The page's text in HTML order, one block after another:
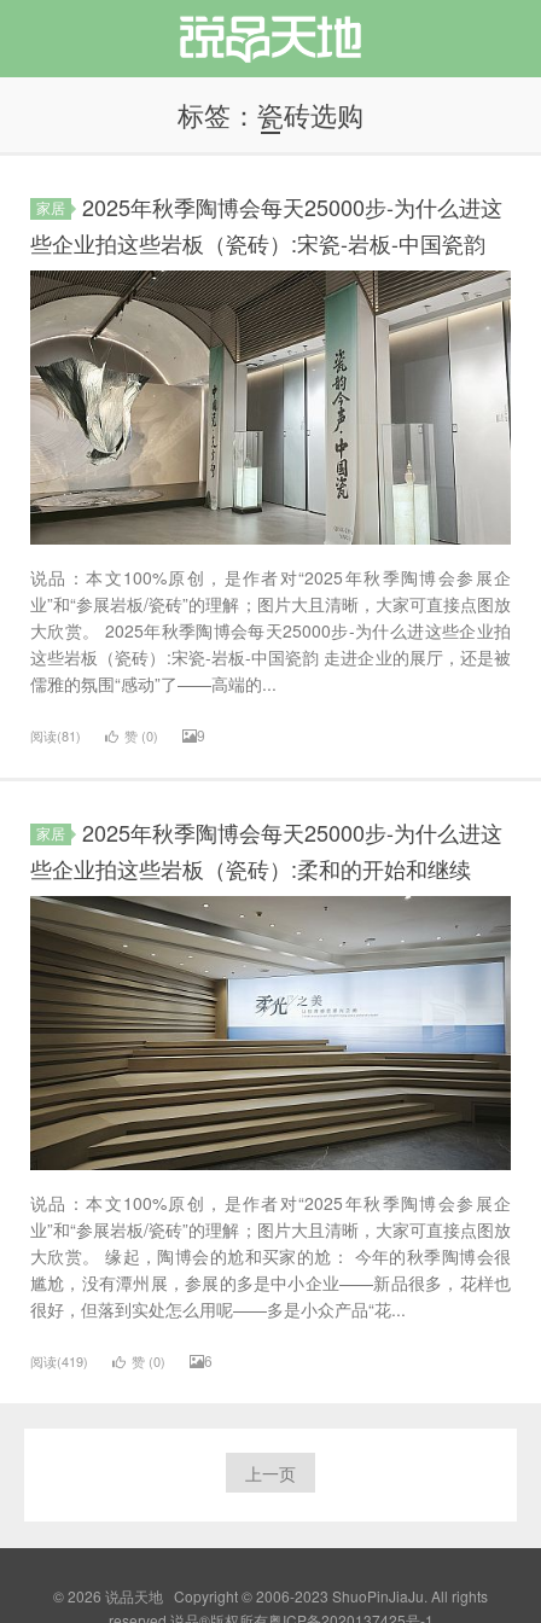
说品天地
标签：瓷砖选购
家居
2025年秋季陶博会每天25000步-为什么进这
些企业拍这些岩板（瓷砖）:宋瓷-岩板-中国瓷韵
说品：本文100%原创，是作者对“2025年秋季陶博会参展企
业”和“参展岩板/瓷砖”的理解；图片大且清晰，大家可直接点图放
大欣赏。 2025年秋季陶博会每天25000步-为什么进这些企业拍
这些岩板（瓷砖）:宋瓷-岩板-中国瓷韵 走进企业的展厅，还是被
儒雅的氛围“感动”了——高端的...
阅读(81) 赞 (0) 9
家居
2025年秋季陶博会每天25000步-为什么进这
些企业拍这些岩板（瓷砖）:柔和的开始和继续
说品：本文100%原创，是作者对“2025年秋季陶博会参展企
业”和“参展岩板/瓷砖”的理解；图片大且清晰，大家可直接点图放
大欣赏。 缘起，陶博会的尬和买家的尬： 今年的秋季陶博会很
尴尬，没有潭州展，参展的多是中小企业——新品很多，花样也
很好，但落到实处怎么用呢——多是小众产品“花...
阅读(419) 赞 (0) 6
上一页
© 2026 说品天地 Copyright © 2006-2023 ShuoPinJiaJu. All rights